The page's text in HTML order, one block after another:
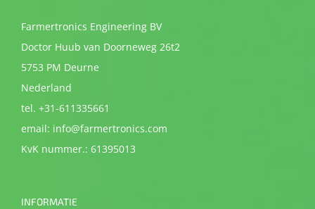
Farmertronics Engineering BV
Doctor Huub van Doorneweg 26t2
5753 PM Deurne
Nederland
tel. +31-611335661
email: info@farmertronics.com
KvK nummer.: 61395013
INFORMATIE